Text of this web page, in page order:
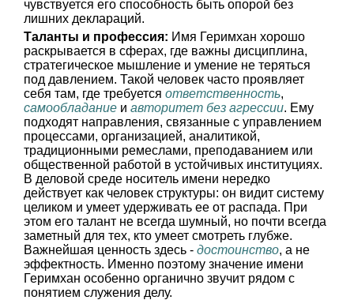
чувствуется его способность быть опорой без
лишних деклараций.
Таланты и профессия: Имя Геримхан хорошо
раскрывается в сферах, где важны дисциплина,
стратегическое мышление и умение не теряться
под давлением. Такой человек часто проявляет
себя там, где требуется ответственность,
самообладание и авторитет без агрессии. Ему
подходят направления, связанные с управлением
процессами, организацией, аналитикой,
традиционными ремеслами, преподаванием или
общественной работой в устойчивых институциях.
В деловой среде носитель имени нередко
действует как человек структуры: он видит систему
целиком и умеет удерживать ее от распада. При
этом его талант не всегда шумный, но почти всегда
заметный для тех, кто умеет смотреть глубже.
Важнейшая ценность здесь - достоинство, а не
эффектность. Именно поэтому значение имени
Геримхан особенно органично звучит рядом с
понятием служения делу.